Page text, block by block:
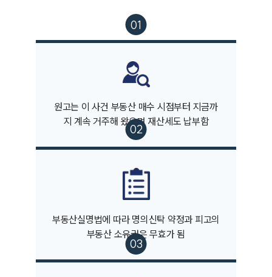
그룹소개
그룹소개
대륜의 강점
오시는 길
글로벌 파트너 로펌
고객의 소리
AI대륜
업무사례
주요 업무사례
사례분석/최신동향
법률정보
원고는 이 사건 부동산 매수 시점부터 지금까
지 계속 거주해 왔으며 재산세도 납부함
부동산실명법에 따라 명의신탁 약정과 피고의
부동산 소유권은 무효가 됨